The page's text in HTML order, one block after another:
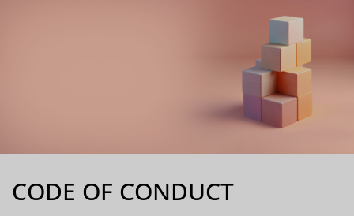
CODE OF CONDUCT